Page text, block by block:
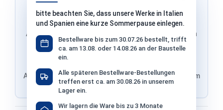
bitte beachten Sie, dass unsere Werke in Italien
und Spanien eine kurze Sommerpause einlegen.
Bestellware bis zum 30.07.26 bestellt, trifft
ca. am 13.08. oder 14.08.26 an der Baustelle
ein.
Alle späteren Bestellware-Bestellungen
treffen erst ca. am 30.08.26 in unserem
Lager ein.
Wir lagern die Ware bis zu 3 Monate
Adresse & Versand werden von PayPal übernommen
Adresse von Klarna, Versand wird im finalen Schritt im
Shop ausgewählt